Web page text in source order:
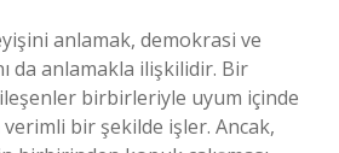
anlamak, demokrasi ve
da anlamakla ilişkilidir. Bir
birbirleriyle uyum içinde
verimli bir şekilde işler. Ancak,